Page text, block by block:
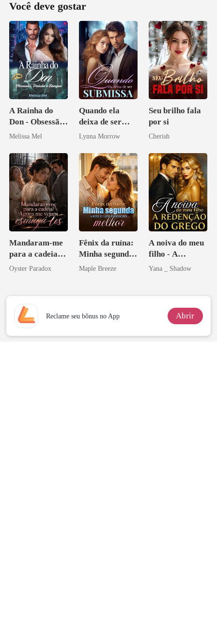
Você deve gostar
A Rainha do
Don - Obsessão,
Paixão e Sangue
Melissa Mel
Quando ela
deixa de ser
submissa
Lynna Morrow
Seu brilho fala
por si
Cherish
Mandaram-me
para a cadeia?
Agora me
Oyster Paradox
Fênix da ruína:
Minha segunda
vida e um
Maple Breeze
A noiva do meu
filho - A
Redenção do
Yana _ Shadow
Reclame seu bônus no App Abrir